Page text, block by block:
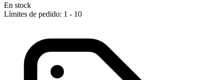
En stock
Límites de pedido: 1 - 10